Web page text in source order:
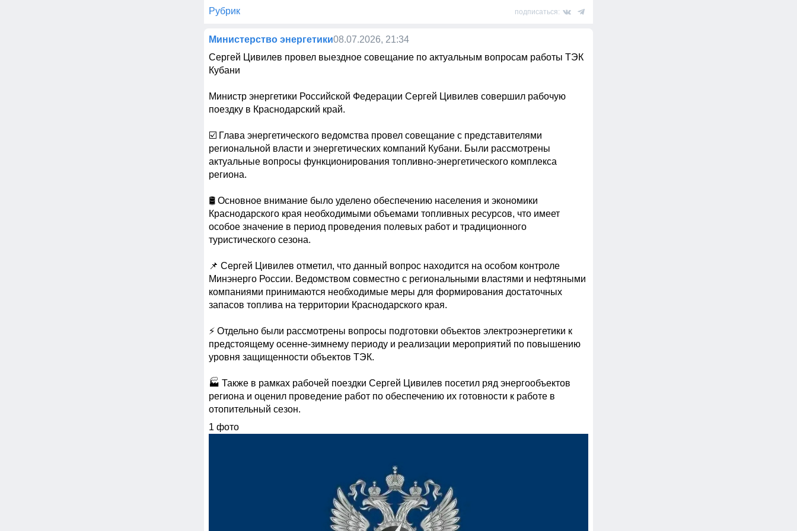
Рубрик подписаться:
Министерство энергетики08.07.2026, 21:34
Сергей Цивилев провел выездное совещание по актуальным вопросам работы ТЭК
Кубани
Министр энергетики Российской Федерации Сергей Цивилев совершил рабочую
поездку в Краснодарский край.
☑️ Глава энергетического ведомства провел совещание с представителями
региональной власти и энергетических компаний Кубани. Были рассмотрены
актуальные вопросы функционирования топливно-энергетического комплекса
региона.
🛢️ Основное внимание было уделено обеспечению населения и экономики
Краснодарского края необходимыми объемами топливных ресурсов, что имеет
особое значение в период проведения полевых работ и традиционного
туристического сезона.
📌 Сергей Цивилев отметил, что данный вопрос находится на особом контроле
Минэнерго России. Ведомством совместно с региональными властями и нефтяными
компаниями принимаются необходимые меры для формирования достаточных
запасов топлива на территории Краснодарского края.
⚡️ Отдельно были рассмотрены вопросы подготовки объектов электроэнергетики к
предстоящему осенне-зимнему периоду и реализации мероприятий по повышению
уровня защищенности объектов ТЭК.
🏭 Также в рамках рабочей поездки Сергей Цивилев посетил ряд энергообъектов
региона и оценил проведение работ по обеспечению их готовности к работе в
отопительный сезон.
1 фото